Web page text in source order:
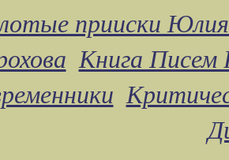
прииски
Книга Писем